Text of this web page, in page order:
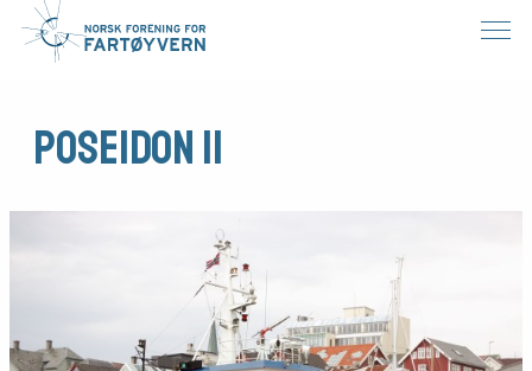
Poseidon II